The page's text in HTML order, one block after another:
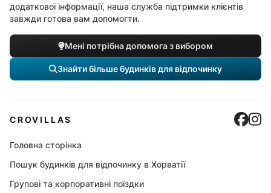
додаткової інформації, наша служба підтримки клієнтів
завжди готова вам допомогти.
Мені потрібна допомога з вибором
Знайти більше будинків для відпочинку
CROVILLAS
Головна сторінка
Пошук будинків для відпочинку в Хорватії
Групові та корпоративні поїздки